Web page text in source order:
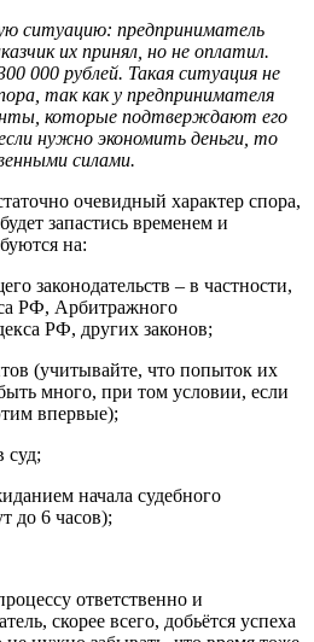
ситуацию: предприниматель
их принял, но не оплатил.
000 рублей. Такая ситуация не
так как у предпринимателя
которые подтверждают его
нужно экономить деньги, то
силами.
очевидный характер спора,
запастись временем и
на:
законодательств – в частности,
РФ, Арбитражного
РФ, других законов;
(учитывайте, что попыток их
много, при том условии, если
впервые);
суд;
начала судебного
до 6 часов);
ответственно и
скорее всего, добьётся успеха